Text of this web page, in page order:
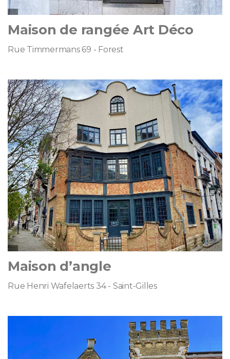
Maison de rangée Art Déco
Rue Timmermans 69 - Forest
Maison d’angle
Rue Henri Wafelaerts 34 - Saint-Gilles